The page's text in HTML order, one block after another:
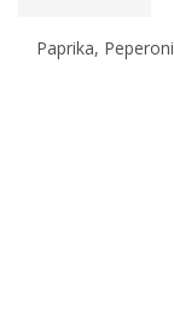
Paprika, Peperoni